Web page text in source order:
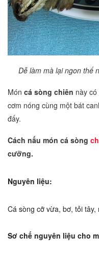
Dễ làm mà lại ngon thế
Món cá sòng chiên này
cơm nóng cùng một bát
đấy.
Cách nấu món cá sòng
cưỡng.
Nguyên liệu:
Cá sòng cỡ vừa, bơ, tỏi
Sơ chế nguyên liệu cho